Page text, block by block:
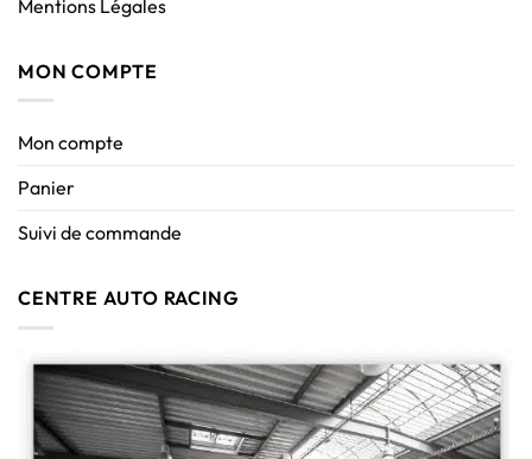
Mentions Légales
MON COMPTE
Mon compte
Panier
Suivi de commande
CENTRE AUTO RACING